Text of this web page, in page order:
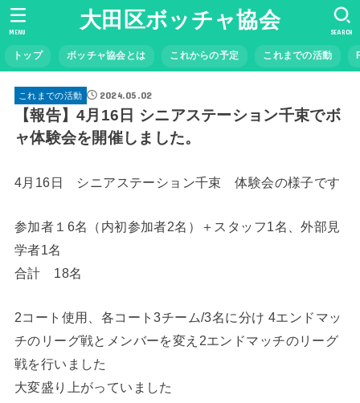
大田区ボッチャ協会
トップ ボッチャ協会とは これからの予定 これまでの活動
SEARCH
MENU
これまでの活動 2024.05.02
【報告】4月16日 シニアステーション千束でボ
ャ体験会を開催しました。
4月16日 シニアステーション千束 体験会の様子です
参加者１6名（内初参加者2名）＋スタッフ1名、外部見
学者1名
合計 18名
2コート使用、各コート3チーム/3名に分け 4エンドマッ
チのリーグ戦とメンバーを変え2エンドマッチのリーグ
戦を行いました
大変盛り上がっていました